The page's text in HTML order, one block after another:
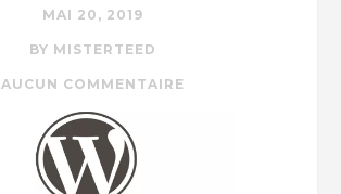
MAI 20, 2019
BY MISTERTEED
AUCUN COMMENTAIRE